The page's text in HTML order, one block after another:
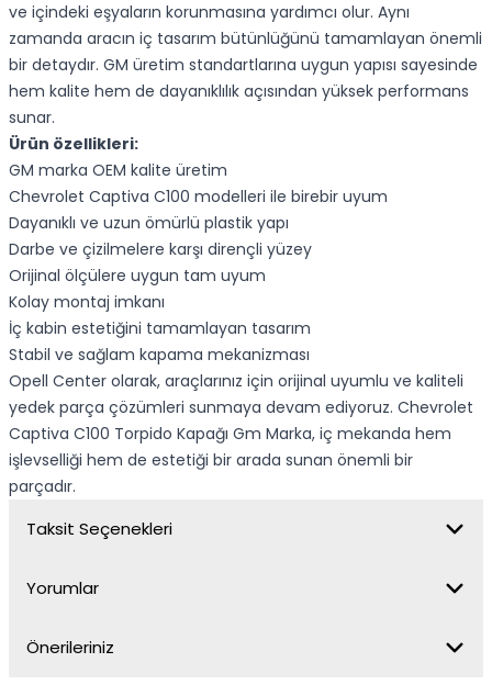
ve içindeki eşyaların korunmasına yardımcı olur. Aynı
zamanda aracın iç tasarım bütünlüğünü tamamlayan önemli
bir detaydır. GM üretim standartlarına uygun yapısı sayesinde
hem kalite hem de dayanıklılık açısından yüksek performans
sunar.
Ürün özellikleri:
GM marka OEM kalite üretim
Chevrolet Captiva C100 modelleri ile birebir uyum
Dayanıklı ve uzun ömürlü plastik yapı
Darbe ve çizilmelere karşı dirençli yüzey
Orijinal ölçülere uygun tam uyum
Kolay montaj imkanı
İç kabin estetiğini tamamlayan tasarım
Stabil ve sağlam kapama mekanizması
Opell Center olarak, araçlarınız için orijinal uyumlu ve kaliteli
yedek parça çözümleri sunmaya devam ediyoruz. Chevrolet
Captiva C100 Torpido Kapağı Gm Marka, iç mekanda hem
işlevselliği hem de estetiği bir arada sunan önemli bir
parçadır.
Taksit Seçenekleri
Yorumlar
Önerileriniz